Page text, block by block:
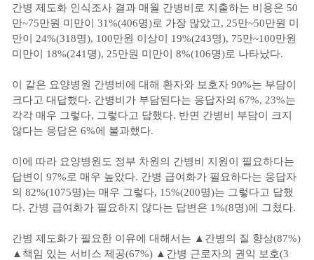
간병 제도화 인식조사 결과 매월 간병비로 지출하는 비용은 50
만~75만원 미만이 31%(406명)로 가장 많았고, 25만~50만원 미
만이 24%(318명), 100만원 이상이 19%(243명), 75만~100만원
미만이 18%(241명), 25만원 미만이 8%(106명)로 나타났다.
이 같은 요양병원 간병비에 대해 환자와 보호자 90%는 부담이
크다고 대답했다. 간병비가 부담된다는 응답자의 67%, 23%는
각각 매우 그렇다, 그렇다고 답했다. 반면 간병비 부담이 크지
않다는 응답은 6%에 불과했다.
이에 따라 요양병원도 정부 차원의 간병비 지원이 필요하다는
답변이 97%로 매우 높았다. 간병 급여화가 필요하다는 응답자
의 82%(1075명)는 매우 그렇다, 15%(200명)는 그렇다고 답했
다. 간병 급여화가 필요하지 않다는 답변은 1%(8명)에 그쳤다.
간병 제도화가 필요한 이유에 대해서는 ▲간병의 질 향상(87%)
▲책임 있는 서비스 제공(67%) ▲간병 근로자의 권익 보호(3